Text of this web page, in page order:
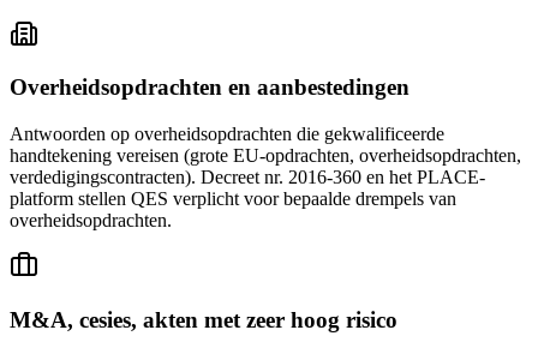
Overheidsopdrachten en aanbestedingen
Antwoorden op overheidsopdrachten die gekwalificeerde
handtekening vereisen (grote EU-opdrachten, overheidsopdrachten,
verdedigingscontracten). Decreet nr. 2016-360 en het PLACE-
platform stellen QES verplicht voor bepaalde drempels van
overheidsopdrachten.
M&A, cesies, akten met zeer hoog risico